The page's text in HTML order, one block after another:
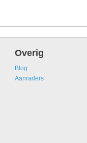
Overig
Blog
Aanraders